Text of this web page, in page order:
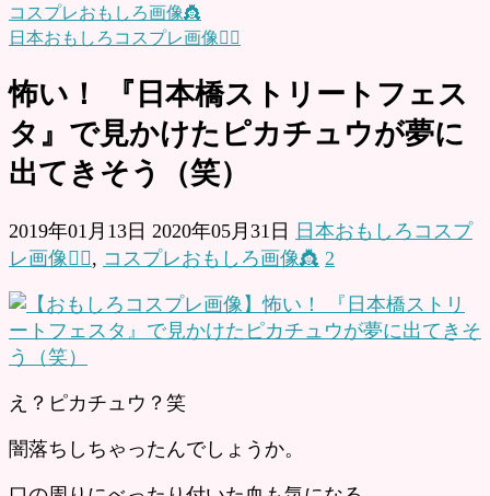
コスプレおもしろ画像👸
日本おもしろコスプレ画像🧝‍♀️
怖い！ 『日本橋ストリートフェス
タ』で見かけたピカチュウが夢に
出てきそう（笑）
2019年01月13日 2020年05月31日 日本おもしろコスプ
レ画像🧝‍♀️, コスプレおもしろ画像👸 2
え？ピカチュウ？笑
闇落ちしちゃったんでしょうか。